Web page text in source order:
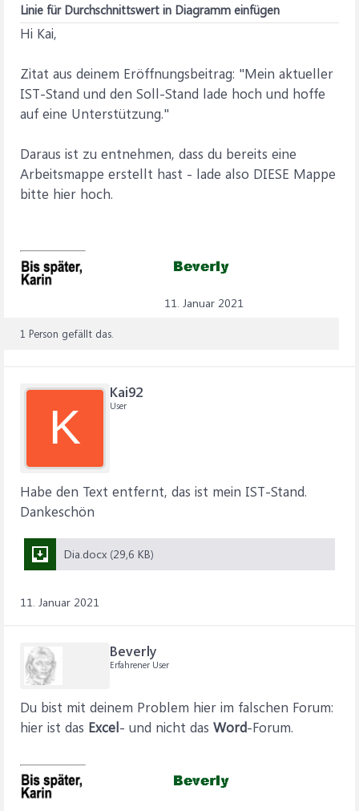
Linie für Durchschnittswert in Diagramm einfügen
Hi Kai,
Zitat aus deinem Eröffnungsbeitrag: "Mein aktueller
IST-Stand und den Soll-Stand lade hoch und hoffe
auf eine Unterstützung."
Daraus ist zu entnehmen, dass du bereits eine
Arbeitsmappe erstellt hast - lade also DIESE Mappe
bitte hier hoch.
11. Januar 2021
1 Person gefällt das.
K
Kai92
User
Habe den Text entfernt, das ist mein IST-Stand.
Dankeschön
Dia.docx (29,6 KB)
11. Januar 2021
Beverly
Erfahrener User
Du bist mit deinem Problem hier im falschen Forum:
hier ist das Excel- und nicht das Word-Forum.